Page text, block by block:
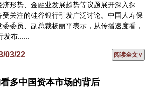
济形势、金融业发展趋势等议题展开深入探
受关注的硅谷银行引发广泛讨论。中国人寿保
委委员、副总裁杨丽平表示，从传播速度看，
发布......
03/22 阅读全文∨
多中国资本市场的背后